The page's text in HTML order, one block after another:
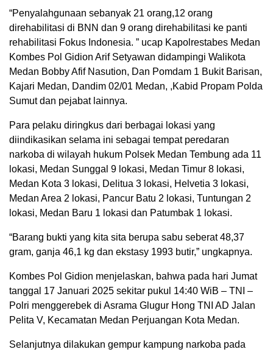
“Penyalahgunaan sebanyak 21 orang,12 orang
direhabilitasi di BNN dan 9 orang direhabilitasi ke panti
rehabilitasi Fokus Indonesia. ” ucap Kapolrestabes Medan
Kombes Pol Gidion Arif Setyawan didampingi Walikota
Medan Bobby Afif Nasution, Dan Pomdam 1 Bukit Barisan,
Kajari Medan, Dandim 02/01 Medan, ,Kabid Propam Polda
Sumut dan pejabat lainnya.
Para pelaku diringkus dari berbagai lokasi yang
diindikasikan selama ini sebagai tempat peredaran
narkoba di wilayah hukum Polsek Medan Tembung ada 11
lokasi, Medan Sunggal 9 lokasi, Medan Timur 8 lokasi,
Medan Kota 3 lokasi, Delitua 3 lokasi, Helvetia 3 lokasi,
Medan Area 2 lokasi, Pancur Batu 2 lokasi, Tuntungan 2
lokasi, Medan Baru 1 lokasi dan Patumbak 1 lokasi.
“Barang bukti yang kita sita berupa sabu seberat 48,37
gram, ganja 46,1 kg dan ekstasy 1993 butir,” ungkapnya.
Kombes Pol Gidion menjelaskan, bahwa pada hari Jumat
tanggal 17 Januari 2025 sekitar pukul 14:40 WiB – TNI –
Polri menggerebek di Asrama Glugur Hong TNI AD Jalan
Pelita V, Kecamatan Medan Perjuangan Kota Medan.
Selanjutnya dilakukan gempur kampung narkoba pada